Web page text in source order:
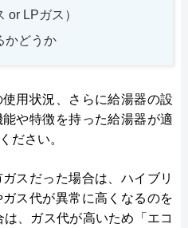
or LPガス）
かどうか
用状況、さらに給湯器の設
や特徴を持った給湯器が適
ださい。
スだった場合は、ハイブリ
ス代が異常に高くなるのを
、ガス代が高いため「エコ